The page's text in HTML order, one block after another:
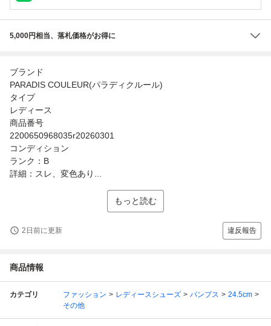
5,000円相当、落札価格がお得に
ブランド
PARADIS COULEUR(パラディクルール)
タイプ
レディース
商品番号
2200650968035r20260301
コンディション
ランク：B
詳細：スレ、変色あり...
もっと読む
2日前に更新 違反報告
商品情報
カテゴリ ファッション レディースシューズ パンプス
24.5cm
その他